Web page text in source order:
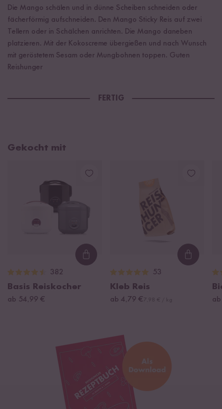
Die Mango schälen und in dünne Scheiben schneiden oder
fächerförmig aufschneiden. Den Mango Sticky Reis auf zwei
Tellern oder in Schälchen anrichten. Die Mango daneben
platzieren. Mit der Kokoscreme übergießen und nach Wunsch
mit geröstetem Sesam oder Mungbohnen toppen. Guten
Reishunger
FERTIG
Gekocht mit
Loading...
382
Basis Reiskocher
ab 54,99 €
53
Kleb Reis
ab 4,79 €